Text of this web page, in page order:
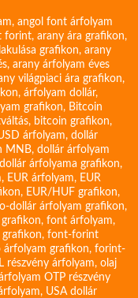
, angol font árfolyam
forint, arany ára grafikon,
grafikon, arany
, arany árfolyam éves
világpiaci ára grafikon,
, árfolyam dollár,
grafikon, Bitcoin
, bitcoin grafikon,
árfolyam, dollár
MNB, dollár árfolyam
dollár árfolyama grafikon,
, EUR árfolyam, EUR
, EUR/HUF grafikon,
dollár árfolyam grafikon,
, font árfolyam,
, font-forint
grafikon, forint-
részvény árfolyam, olaj
OTP részvény
árfolyam, USA dollár